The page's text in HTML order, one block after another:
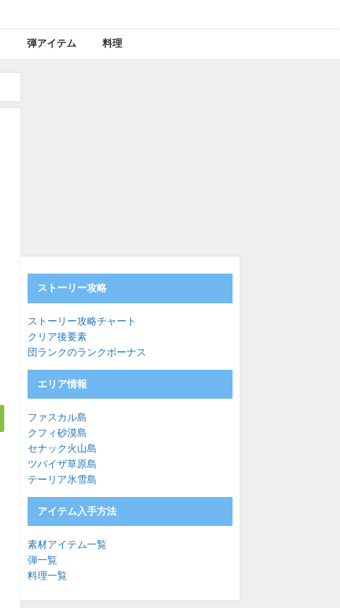
弾アイテム 料理
ストーリー攻略
ストーリー攻略チャート
クリア後要素
団ランクのランクボーナス
エリア情報
ファスカル島
クフィ砂漠島
セナック火山島
ツバイザ草原島
テーリア氷雪島
アイテム入手方法
素材アイテム一覧
弾一覧
料理一覧